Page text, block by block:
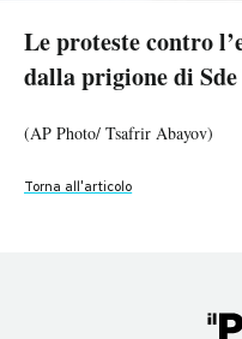
PODCAST
NEWSLETTER
Le proteste contro
dalla prigione di
(AP Photo/ Tsafrir Abayov)
Torna all'articolo
Le proteste contro
dalla prigione di
(AP Photo/ Tsafrir Abayov)
Torna all'articolo
Le proteste contro
dalla prigione di
(AP Photo/ Tsafrir Abayov)
Torna all'articolo
Le proteste contro
dalla prigione di
(AP Photo/ Leo Correa)
Torna all'articolo
Le proteste contro
dalla prigione di
(AP Photo/ Tsafrir Abayov)
Torna all'articolo